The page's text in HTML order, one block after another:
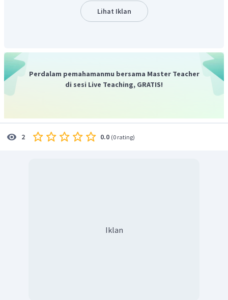
Lihat Iklan
Perdalam pemahamanmu bersama Master Teacher
di sesi Live Teaching, GRATIS!
2 0.0 (0 rating)
Iklan